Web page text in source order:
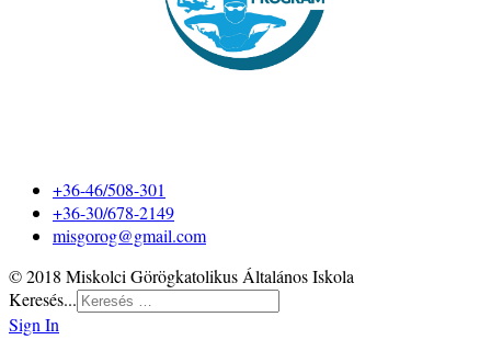
+36-46/508-301
+36-30/678-2149
misgorog@gmail.com
© 2018 Miskolci Görögkatolikus Általános Iskola
Keresés...
Sign In